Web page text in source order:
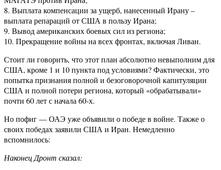
8. Выплата компенсации за ущерб, нанесенный Ирану –
выплата репараций от США в пользу Ирана;
9. Вывод американских боевых сил из региона;
10. Прекращение войны на всех фронтах, включая Ливан.
Стоит ли говорить, что этот план абсолютно невыполним для
США, кроме 1 и 10 пункта под условиями? Фактически, это
попытка признания полной и безоговорочной капитуляции
США и полной потери региона, который «обрабатывали»
почти 60 лет с начала 60-х.
Но пофиг — ОАЭ уже объявили о победе в войне. Также о
своих победах заявили США и Иран. Немедленно
вспомнилось:
Наконец Дронт сказал: